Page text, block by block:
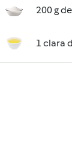
200 g
1 clara